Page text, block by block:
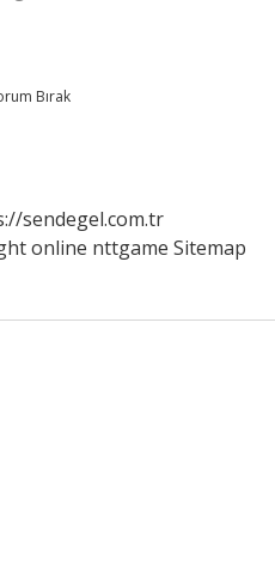
Bırak
sendegel.com.tr
online nttgame Sitemap